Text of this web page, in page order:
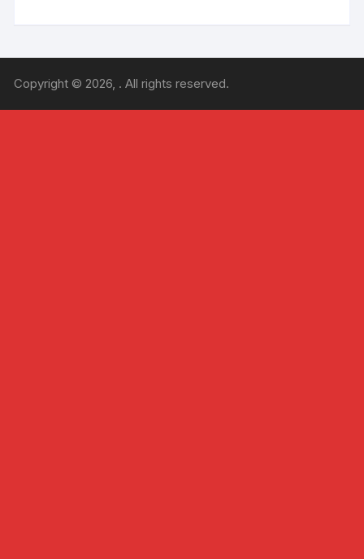
Copyright © 2026, . All rights reserved.